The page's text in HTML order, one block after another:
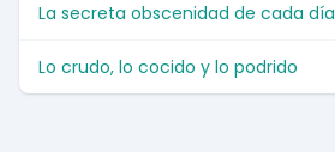
La secreta obscenidad de cada día
Lo crudo, lo cocido y lo podrido